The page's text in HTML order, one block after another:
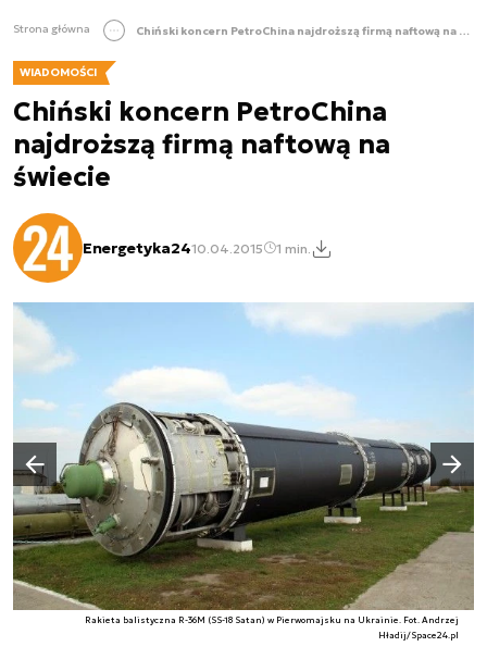
Strona główna Chiński koncern PetroChina najdroższą firmą naftową na świecie
WIADOMOŚCI
Chiński koncern PetroChina
najdroższą firmą naftową na
świecie
Energetyka2410.04.2015 1 min.
Rakieta balistyczna R-36M (SS-18 Satan) w Pierwomajsku na Ukrainie. Fot. Andrzej
Hładij/Space24.pl
Poprzedni slajd
Następny slajd